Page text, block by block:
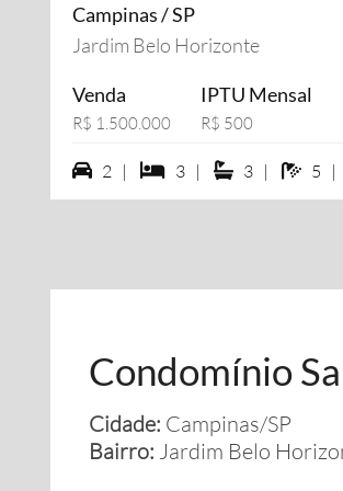
Campinas / SP
Jardim Belo Horizonte
Venda
R$ 1.500.000
IPTU Mensal
R$ 500
2 vagas na garagem
2 | 3 dormiórios
3 | 3 suítes
3 | 55 |
Condomínio
Cidade: Campinas/SP
Bairro: Jardim Belo